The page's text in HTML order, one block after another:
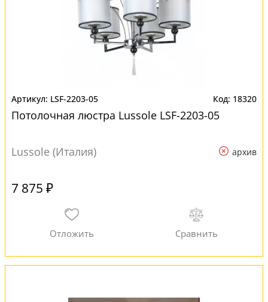
LSF-2203-05 18320
Потолочная люстра Lussole LSF-2203-05
Lussole (Италия) архив
7 875 ₽